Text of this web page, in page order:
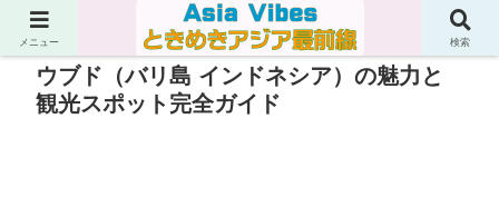
ウブド（バリ島 インドネシア）の魅力と
観光スポット完全ガイド
メニュー 検索